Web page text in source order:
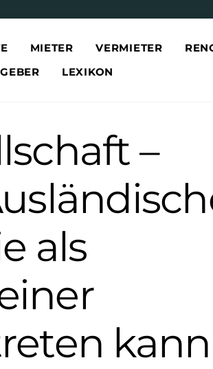
MIETER VERMIETER
LEXIKON
–
als
kann